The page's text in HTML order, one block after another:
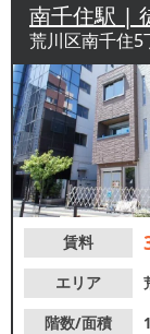
南千住駅 |
荒川区南千住5
賃料
エリア
階数/面積